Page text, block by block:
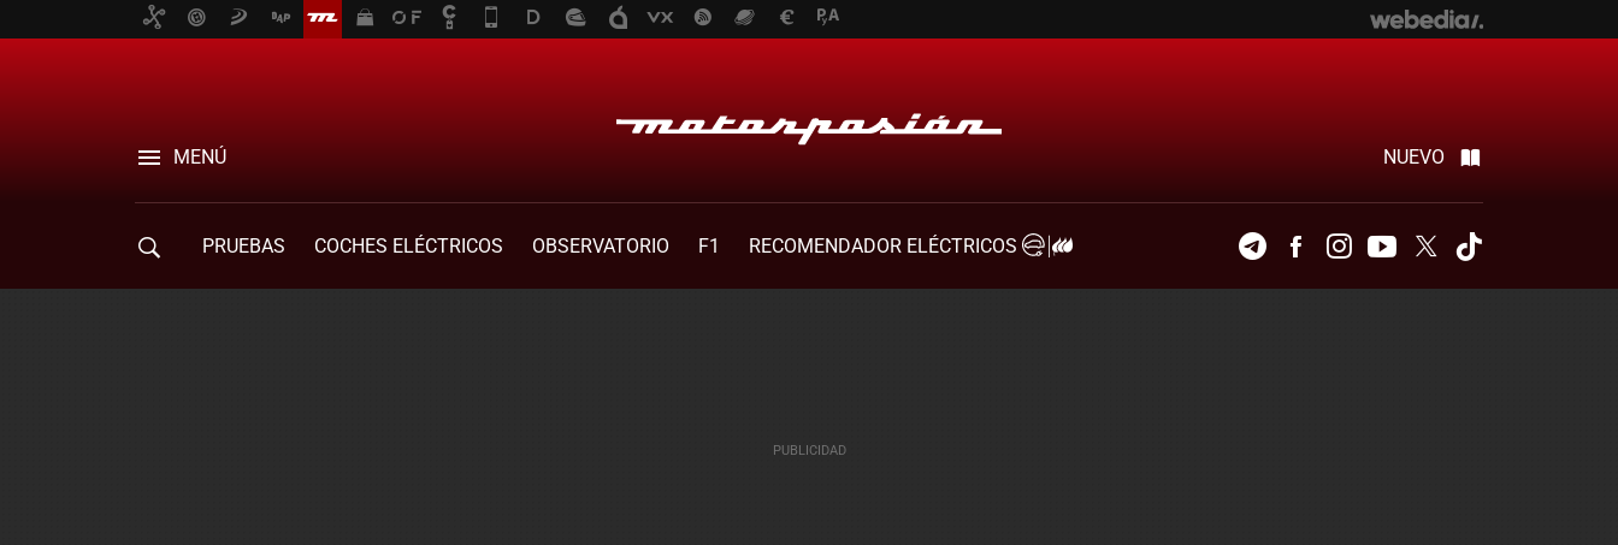
MENÚ NUEVO
PRUEBAS COCHES ELÉCTRICOS OBSERVATORIO F1
RECOMENDADOR ELÉCTRICOS
TelegramFacebookInstagramYoutubeTwitter